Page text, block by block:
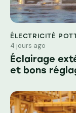
ÉLECTRICITÉ
4 jours ago
Éclairage
et bons